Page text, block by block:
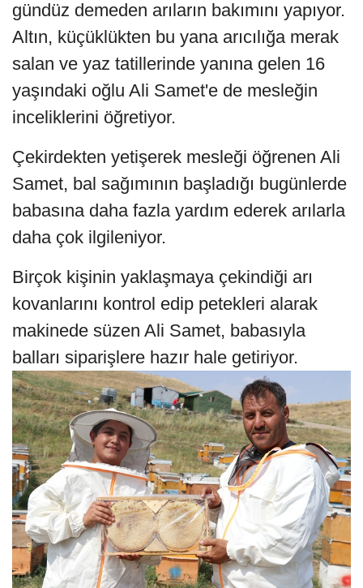
gündüz demeden arıların bakımını yapıyor.
Altın, küçüklükten bu yana arıcılığa merak
salan ve yaz tatillerinde yanına gelen 16
yaşındaki oğlu Ali Samet'e de mesleğin
inceliklerini öğretiyor.
Çekirdekten yetişerek mesleği öğrenen Ali
Samet, bal sağımının başladığı bugünlerde
babasına daha fazla yardım ederek arılarla
daha çok ilgileniyor.
Birçok kişinin yaklaşmaya çekindiği arı
kovanlarını kontrol edip petekleri alarak
makinede süzen Ali Samet, babasıyla
balları siparişlere hazır hale getiriyor.